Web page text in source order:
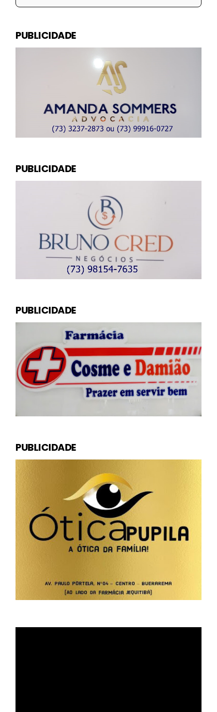
PUBLICIDADE
PUBLICIDADE
PUBLICIDADE
PUBLICIDADE